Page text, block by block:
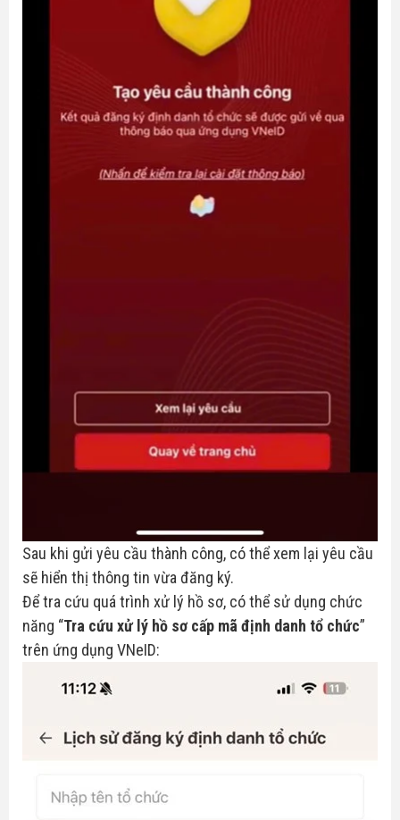
Sau khi gửi yêu cầu thành công, có thể xem lại yêu cầu
sẽ hiển thị thông tin vừa đăng ký.
Để tra cứu quá trình xử lý hồ sơ, có thể sử dụng chức
năng “Tra cứu xử lý hồ sơ cấp mã định danh tổ chức”
trên ứng dụng VNeID: